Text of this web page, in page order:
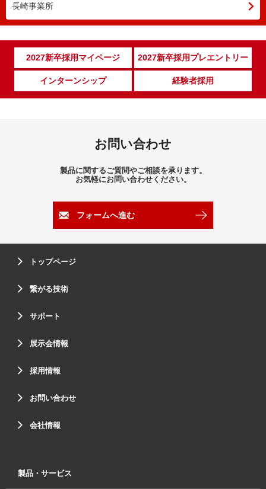
長崎事業所
2027新卒採用マイページ 2027新卒採用プレエントリー
インターンシップ 経験者採用
お問い合わせ
製品に関するご質問やご相談を承ります。
お気軽にお問い合わせください。
フォームへ進む
トップページ
繋がる技術
サポート
展示会情報
採用情報
お問い合わせ
会社情報
製品・サービス